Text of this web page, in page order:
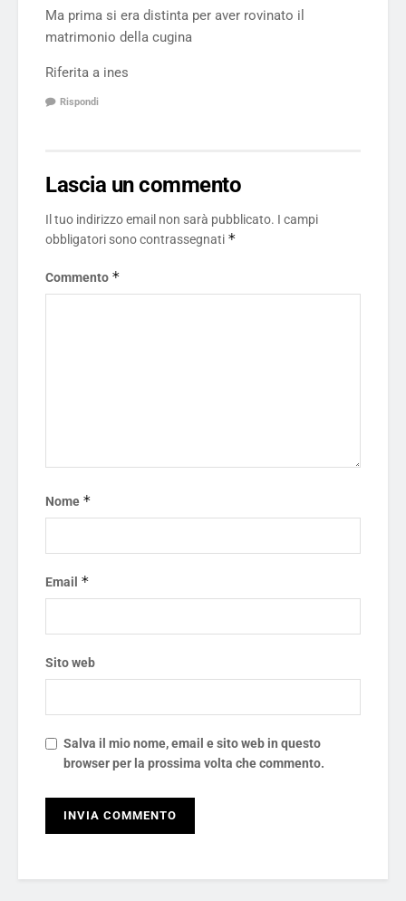
Ma prima si era distinta per aver rovinato il
matrimonio della cugina
Riferita a ines
Rispondi
Lascia un commento
Il tuo indirizzo email non sarà pubblicato. I campi
obbligatori sono contrassegnati *
Commento *
Nome *
Email *
Sito web
Salva il mio nome, email e sito web in questo
browser per la prossima volta che commento.